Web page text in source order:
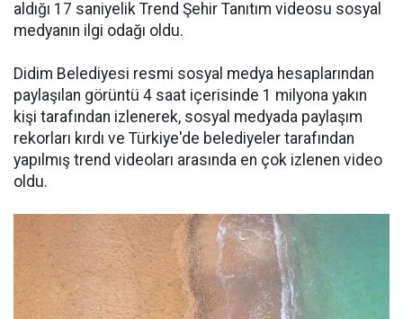
aldığı 17 saniyelik Trend Şehir Tanıtım videosu sosyal
medyanın ilgi odağı oldu.
Didim Belediyesi resmi sosyal medya hesaplarından
paylaşılan görüntü 4 saat içerisinde 1 milyona yakın
kişi tarafından izlenerek, sosyal medyada paylaşım
rekorları kırdı ve Türkiye'de belediyeler tarafından
yapılmış trend videoları arasında en çok izlenen video
oldu.